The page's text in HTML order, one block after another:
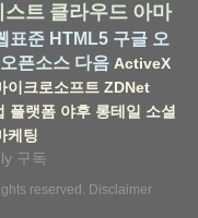
스트 클라우드 아마
표준 HTML5 구글 오
오픈소스 다음 ActiveX
이크로소프트 ZDNet
플랫폼 야후 롱테일 소셜
케팅
구독
reserved. Disclaimer